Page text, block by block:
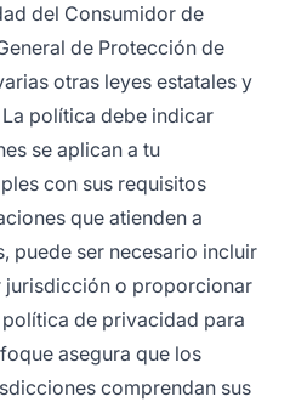
del Consumidor de
de Protección de
otras leyes estatales y
política debe indicar
se aplican a tu
con sus requisitos
que atienden a
puede ser necesario incluir
jurisdicción o proporcionar
de privacidad para
asegura que los
comprendan sus